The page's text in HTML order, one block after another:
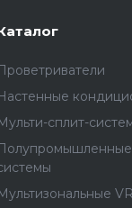
сплит-